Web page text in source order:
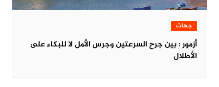
جهات
أزمور : بين جرح السرعتين وجرس الأمل لا للبكاء على
الأطلال